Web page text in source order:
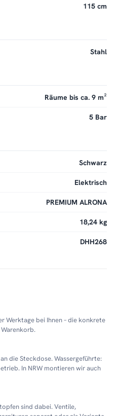
115 cm
Stahl
Räume bis ca. 9 m²
5 Bar
Schwarz
Elektrisch
PREMIUM ALRONA
18,24 kg
DHH268
Werktage bei Ihnen – die konkrete
Warenkorb.
die Steckdose. Wassergeführte:
In NRW montieren wir auch
sind dabei. Ventile,